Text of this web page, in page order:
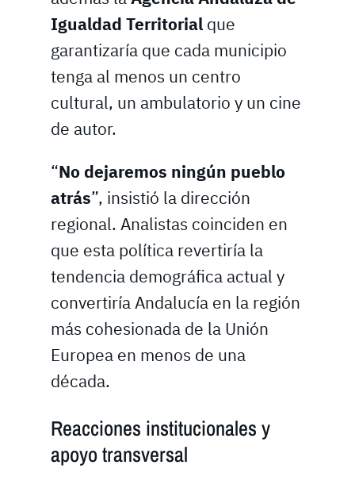
Igualdad Territorial que
garantizaría que cada municipio
tenga al menos un centro
cultural, un ambulatorio y un cine
de autor.
“No dejaremos ningún pueblo
atrás”, insistió la dirección
regional. Analistas coinciden en
que esta política revertiría la
tendencia demográfica actual y
convertiría Andalucía en la región
más cohesionada de la Unión
Europea en menos de una
década.
Reacciones institucionales y
apoyo transversal